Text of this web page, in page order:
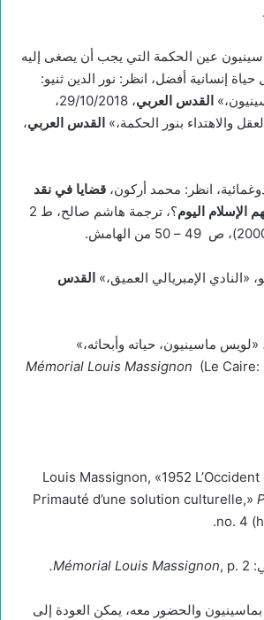
عين الحكمة التي يجب أن يصغى إليه
إنسانية أفضل، انظر: نور الدين ثنيو:
القدس العربي
، 29/10/2018،
والاهتداء بنور الحكمة،» القدس العربي،
انظر: محمد أركون، قضايا في نقد
الإسلام اليوم
؟، ترجمة هاشم صالح، ط 2
«النادي الإمبريالي العميق،» القدس
ماسينيون، حياته وأبحاثه،»
Mémorial Louis Massignon (Le
Louis Massignon, «1952 L’Occident
Primauté d’une solution culturelle,»
no. 4
Mémorial Louis Massignon, p. 2
.
والحضور معه، يمكن العودة إلى